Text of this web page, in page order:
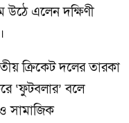
উঠে এলেন দক্ষিণী
ক্রিকেট দলের তারকা
‘ফুটবলার’ বলে
সামাজিক